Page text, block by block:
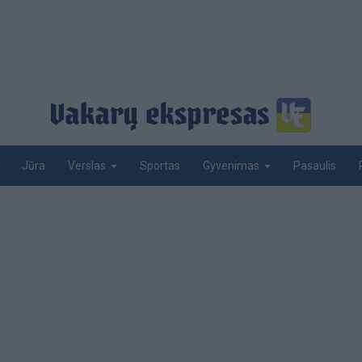
Jūra Verslas Sportas Gyvenimas Pasaulis